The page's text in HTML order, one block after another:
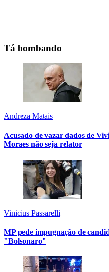
Tá bombando
Andreza Matais
Acusado de vazar dados de
Moraes não seja relator
Vinicius Passarelli
MP pede impugnação de
"Bolsonaro"